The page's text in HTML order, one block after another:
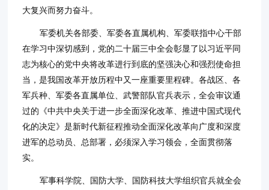
大复兴而努力奋斗。
军委机关各部委、军委各直属机构、军委联指中心干部
在学习中深切感到，党的二十届三中全会彰显了以习近平同
志为核心的党中央将改革进行到底的坚强决心和强烈使命担
当，是我国改革开放历程中又一座重要里程碑。各战区、各
军兵种、军委各直属单位、武警部队官兵表示，全会审议通
过的《中共中央关于进一步全面深化改革、推进中国式现代
化的决定》是新时代新征程推动全面深化改革向广度和深度
进军的总动员、总部署，必须深入学习领会，全面贯彻落
实。
军事科学院、国防大学、国防科技大学组织官兵就全会